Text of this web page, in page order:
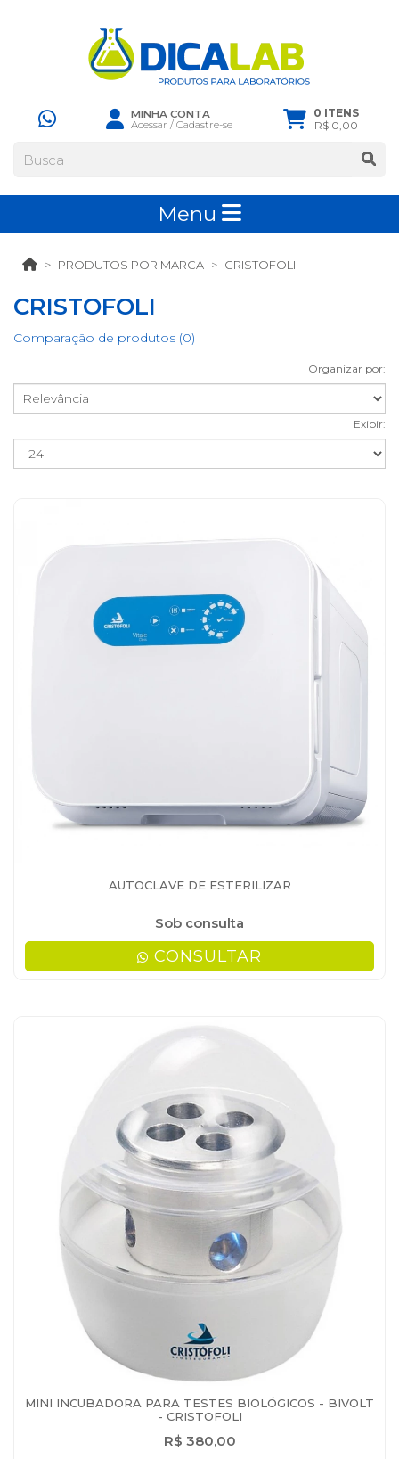
MINHA CONTA
Acessar /Cadastre-se
0 ITENS
R$ 0,00
Menu
PRODUTOS POR MARCA CRISTOFOLI
CRISTOFOLI
Comparação de produtos (0)
Organizar por:
Exibir:
AUTOCLAVE DE ESTERILIZAR
Sob consulta
CONSULTAR
MINI INCUBADORA PARA TESTES BIOLÓGICOS - BIVOLT
- CRISTOFOLI
R$ 380,00